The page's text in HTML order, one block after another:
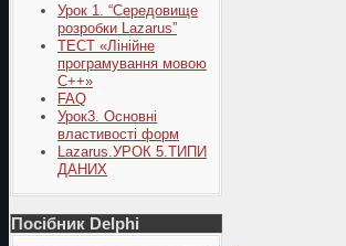
Урок 1. “Середовище
розробки Lazarus”
ТЕСТ «Лінійне
програмування мовою
С++»
FAQ
Урок3. Основні
властивості форм
Lazarus.УРОК 5.ТИПИ
ДАНИХ
Посібник Delphi